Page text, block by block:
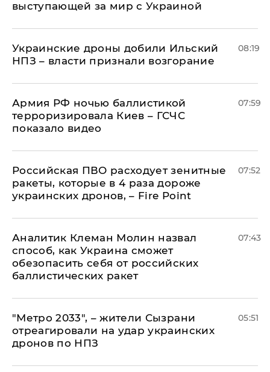
выступающей за мир с Украиной
Украинские дроны добили Ильский
НПЗ – власти признали возгорание
08:19
Армия РФ ночью баллистикой
терроризировала Киев – ГСЧС
показало видео
07:59
Российская ПВО расходует зенитные
ракеты, которые в 4 раза дороже
украинских дронов, – Fire Point
07:52
Аналитик Клеман Молин назвал
способ, как Украина сможет
обезопасить себя от российских
баллистических ракет
07:43
"Метро 2033", – жители Сызрани
отреагировали на удар украинских
дронов по НПЗ
05:51